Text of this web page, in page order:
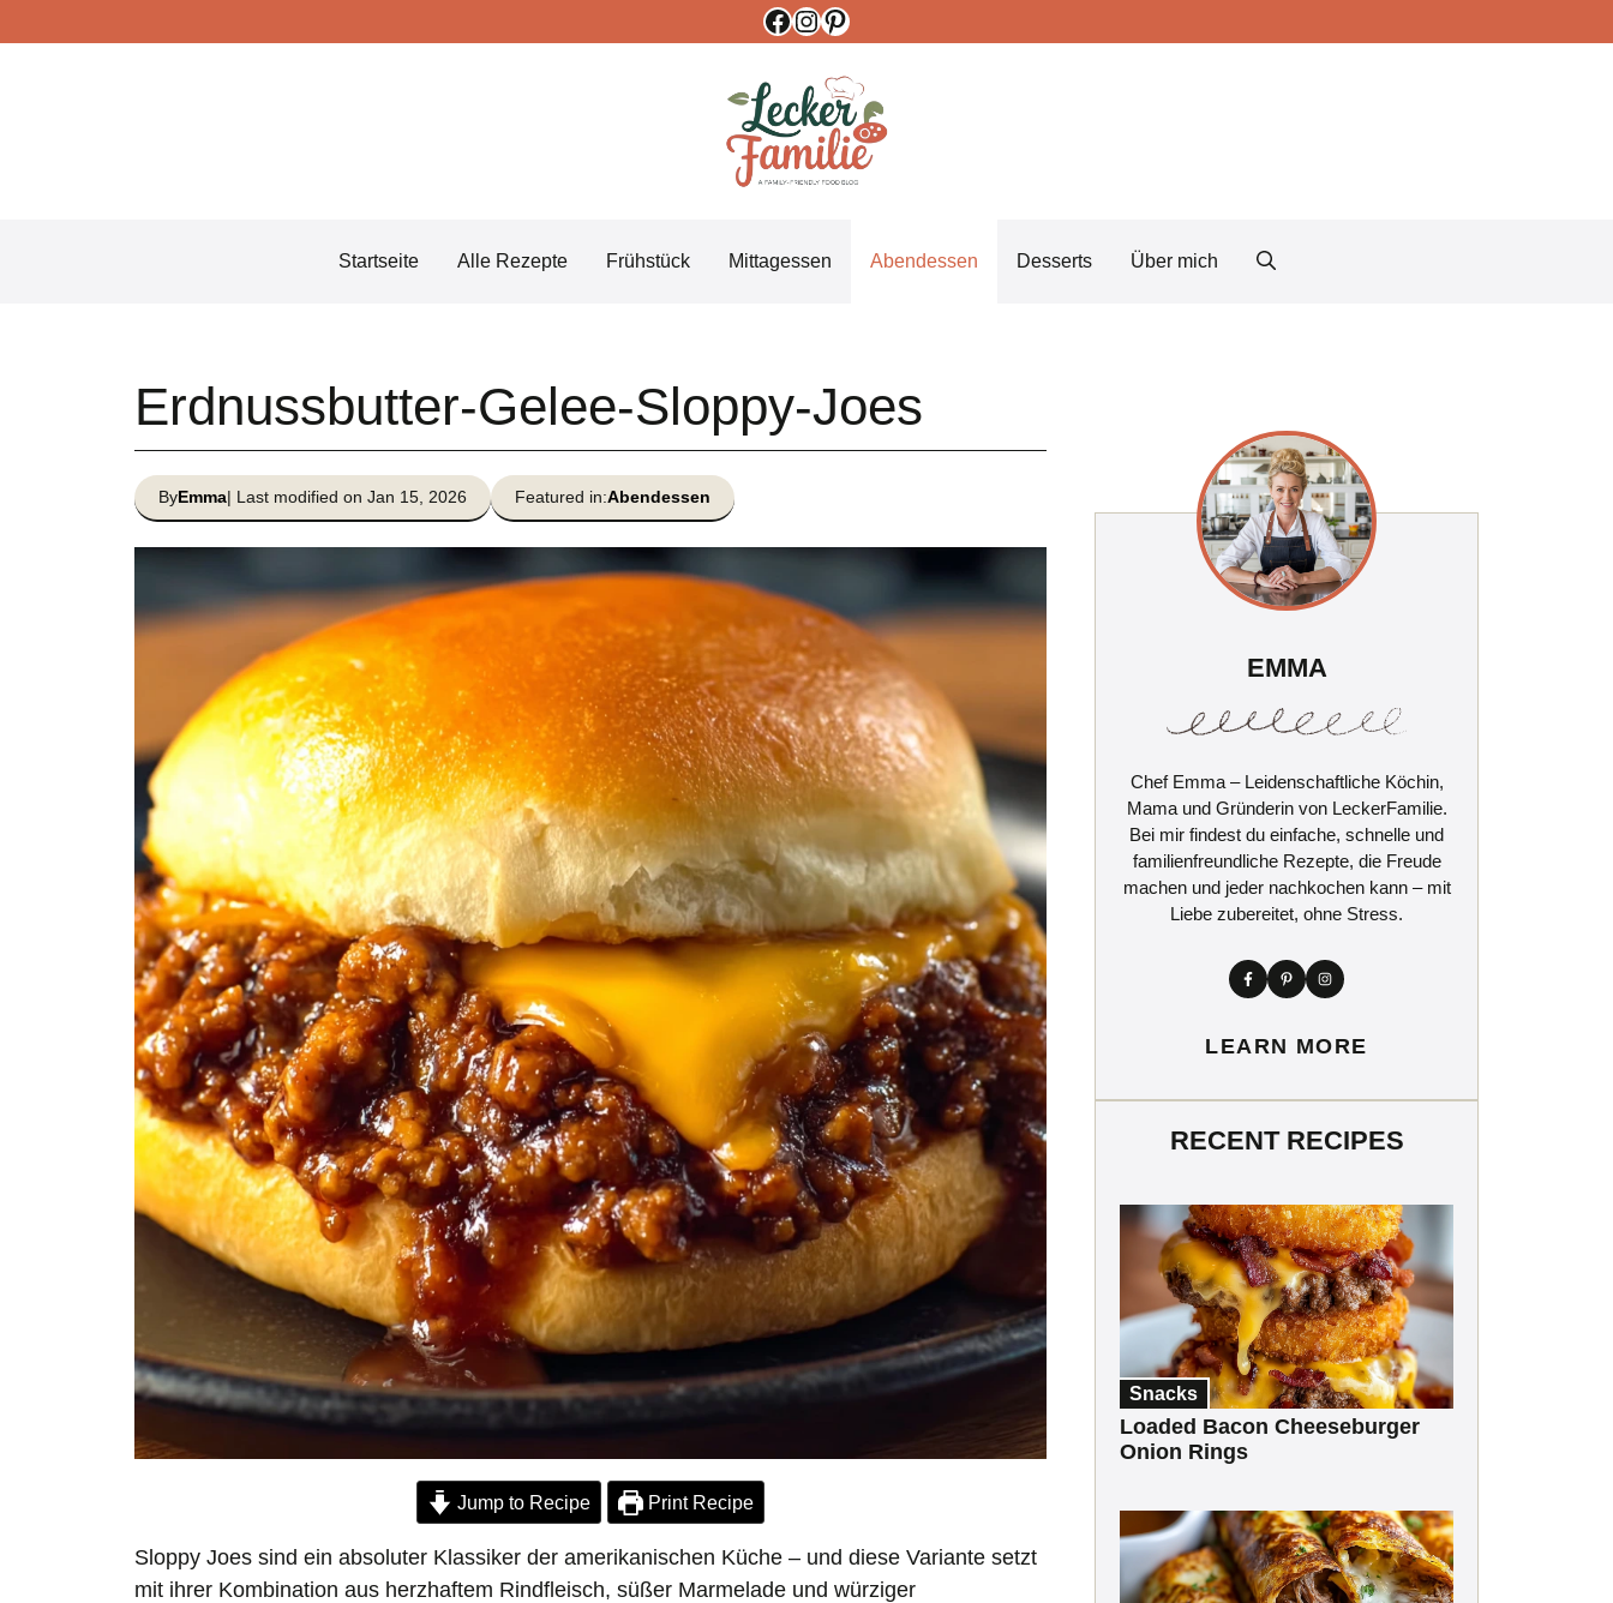
Facebook
Instagram
Pinterest
Startseite Alle Rezepte Frühstück Mittagessen Abendessen Desserts Über mich
Erdnussbutter-Gelee-Sloppy-Joes
ByEmma| Last modified on Jan 15, 2026 Featured in:Abendessen
Jump to Recipe Print Recipe
Sloppy Joes sind ein absoluter Klassiker der amerikanischen Küche – und diese Variante setzt
mit ihrer Kombination aus herzhaftem Rindfleisch, süßer Marmelade und würziger
EMMA
Chef Emma – Leidenschaftliche Köchin,
Mama und Gründerin von LeckerFamilie.
Bei mir findest du einfache, schnelle und
familienfreundliche Rezepte, die Freude
machen und jeder nachkochen kann – mit
Liebe zubereitet, ohne Stress.
LEARN MORE
RECENT RECIPES
Snacks
Loaded Bacon Cheeseburger
Onion Rings